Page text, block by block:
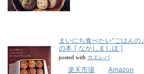
まいにち食べたい“ごはん
の本 [ なかしましほ ]
posted with カエレバ
楽天市場 Amazon